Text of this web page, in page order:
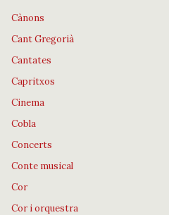
Cànons
Cant Gregorià
Cantates
Capritxos
Cinema
Cobla
Concerts
Conte musical
Cor
Cor i orquestra